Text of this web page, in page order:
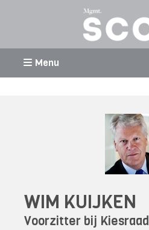
Menu
WIM KUIJKEN
Voorzitter bij Kiesraad